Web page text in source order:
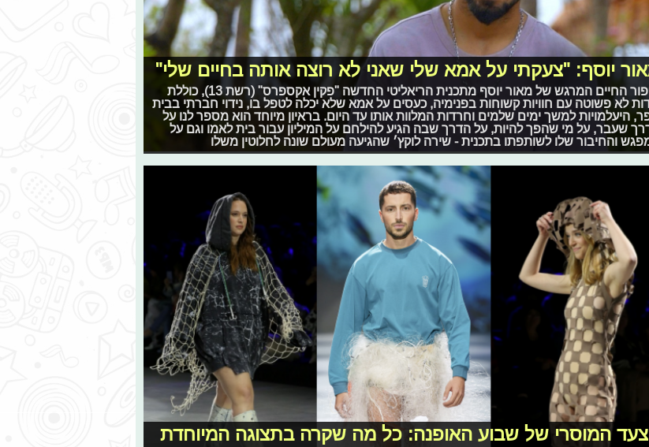
יוסף: "צעקתי על אמא שלי שאני לא רוצה אותה בחיים שלי"
סיפור החיים המרגש של מאור יוסף מתכנית הריאליטי החדשה "פקין אקספרס" (רשת 13), כוללת
לא פשוטה עם חוויות קשוחות בפנימיה, כעסים על אמא שלא יכלה לטפל בו, נידוי חברתי בבית
היעלמויות למשך ימים שלמים וחרדות המלוות אותו עד היום. בראיון מיוחד הוא מספר לנו על
שעבר, על מי שהפך להיות, על הדרך שבה הגיע להילחם על המיליון עבור בית לאמו וגם על
והחיבור שלו לשותפתו בתכנית - שירה לוקץ׳ שהגיעה מעולם שונה לחלוטין משלו
המוסרי של שבוע האופנה: כל מה שקרה בתצוגה המיוחדת